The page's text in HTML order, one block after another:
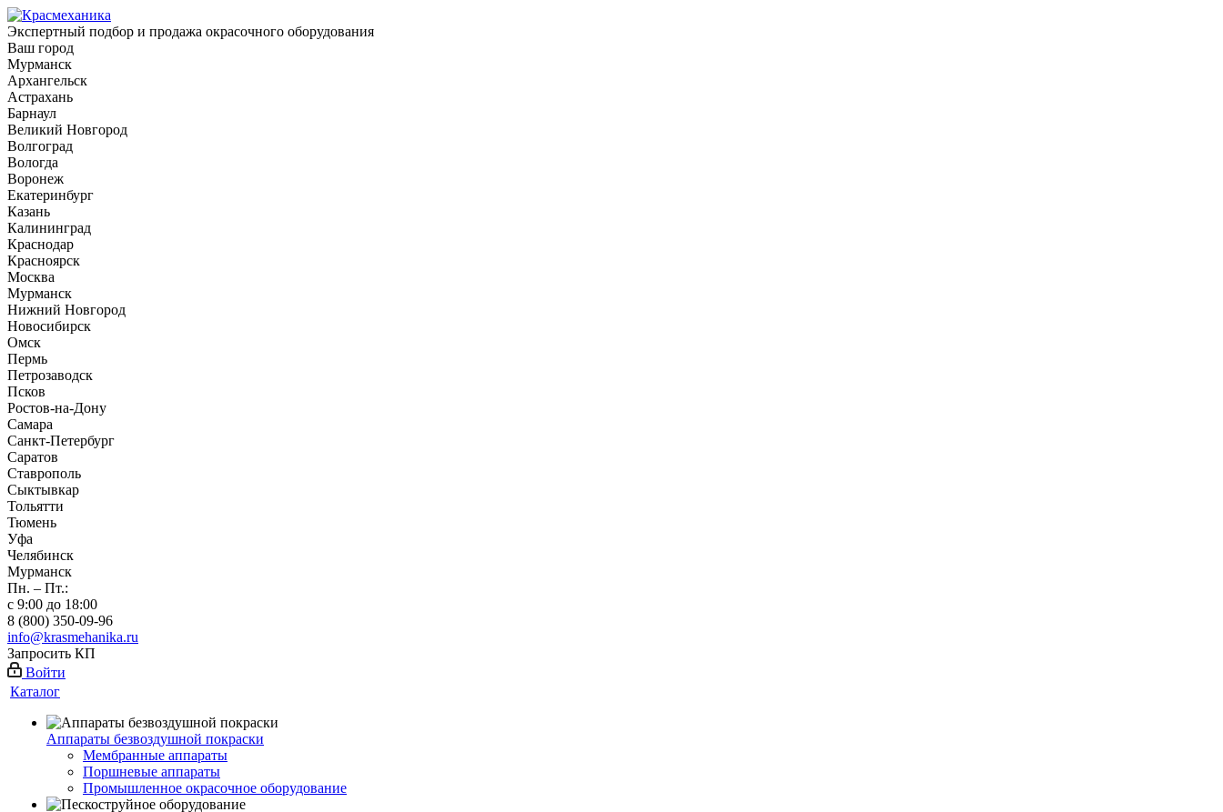
Экспертный подбор и продажа окрасочного оборудования
Ваш город
Мурманск
Архангельск
Астрахань
Барнаул
Великий Новгород
Волгоград
Вологда
Воронеж
Екатеринбург
Казань
Калининград
Краснодар
Красноярск
Москва
Мурманск
Нижний Новгород
Новосибирск
Омск
Пермь
Петрозаводск
Псков
Ростов-на-Дону
Самара
Санкт-Петербург
Саратов
Ставрополь
Сыктывкар
Тольятти
Тюмень
Уфа
Челябинск
Мурманск
Пн. – Пт.:
с 9:00 до 18:00
8 (800) 350-09-96
info@krasmehanika.ru
Запросить КП
Войти
Каталог
Аппараты безвоздушной покраски
Мембранные аппараты
Поршневые аппараты
Промышленное окрасочное оборудование